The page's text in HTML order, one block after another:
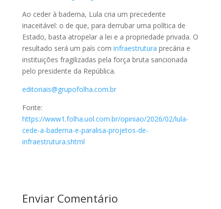
Ao ceder à baderna, Lula cria um precedente
inaceitável: o de que, para derrubar uma política de
Estado, basta atropelar a lei e a propriedade privada. O
resultado será um país com infraestrutura precária e
instituições fragilizadas pela força bruta sancionada
pelo presidente da República.
editoriais@grupofolha.com.br
Fonte:
https://www1.folha.uol.com.br/opiniao/2026/02/lula-
cede-a-baderna-e-paralisa-projetos-de-
infraestrutura.shtml
Enviar Comentário